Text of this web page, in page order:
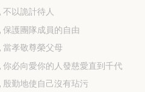
不以詭計待人
保護團隊成員的自由
當孝敬尊榮父母
你必向愛你的人發慈愛直到千代
殷勤地使自己沒有玷污